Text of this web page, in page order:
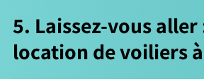
5. Laissez-vous
location de voiliers